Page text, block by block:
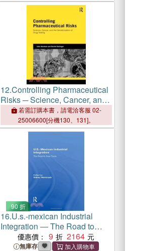
12.Controlling Pharmaceutical
Risks ─ Science, Cancer, and
the Geneticization of Drug
Testing
若需訂購本書，請電洽客服 02-
25006600[分機130、131]。
90 折
16.U.s.-mexican Industrial
Integration ― The Road to
Free Trade
優惠價： 9 2164
無庫存